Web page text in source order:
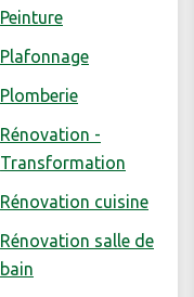
Peinture
Plafonnage
Plomberie
Rénovation -
Transformation
Rénovation cuisine
Rénovation salle de
bain